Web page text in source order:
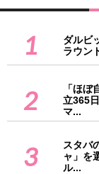
1
ダルビ
ラウン
2
「ほ
立365
マ...
3
スタバ
ャ」を
ル...